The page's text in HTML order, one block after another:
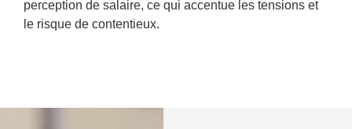
perception de salaire, ce qui accentue les tensions et
le risque de contentieux.